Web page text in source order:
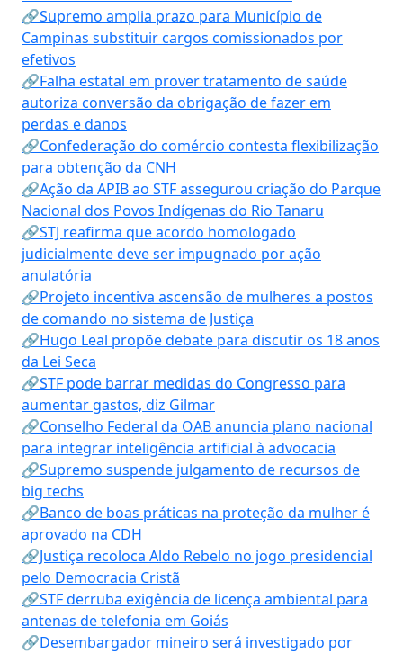
🔗Supremo amplia prazo para Município de
Campinas substituir cargos comissionados por
efetivos
🔗Falha estatal em prover tratamento de saúde
autoriza conversão da obrigação de fazer em
perdas e danos
🔗Confederação do comércio contesta flexibilização
para obtenção da CNH
🔗Ação da APIB ao STF assegurou criação do Parque
Nacional dos Povos Indígenas do Rio Tanaru
🔗STJ reafirma que acordo homologado
judicialmente deve ser impugnado por ação
anulatória
🔗Projeto incentiva ascensão de mulheres a postos
de comando no sistema de Justiça
🔗Hugo Leal propõe debate para discutir os 18 anos
da Lei Seca
🔗STF pode barrar medidas do Congresso para
aumentar gastos, diz Gilmar
🔗Conselho Federal da OAB anuncia plano nacional
para integrar inteligência artificial à advocacia
🔗Supremo suspende julgamento de recursos de
big techs
🔗Banco de boas práticas na proteção da mulher é
aprovado na CDH
🔗Justiça recoloca Aldo Rebelo no jogo presidencial
pelo Democracia Cristã
🔗STF derruba exigência de licença ambiental para
antenas de telefonia em Goiás
🔗Desembargador mineiro será investigado por